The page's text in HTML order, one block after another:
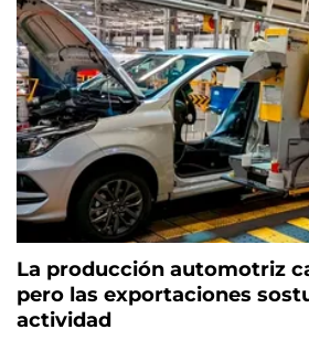
La producción automotriz
pero las exportaciones
actividad